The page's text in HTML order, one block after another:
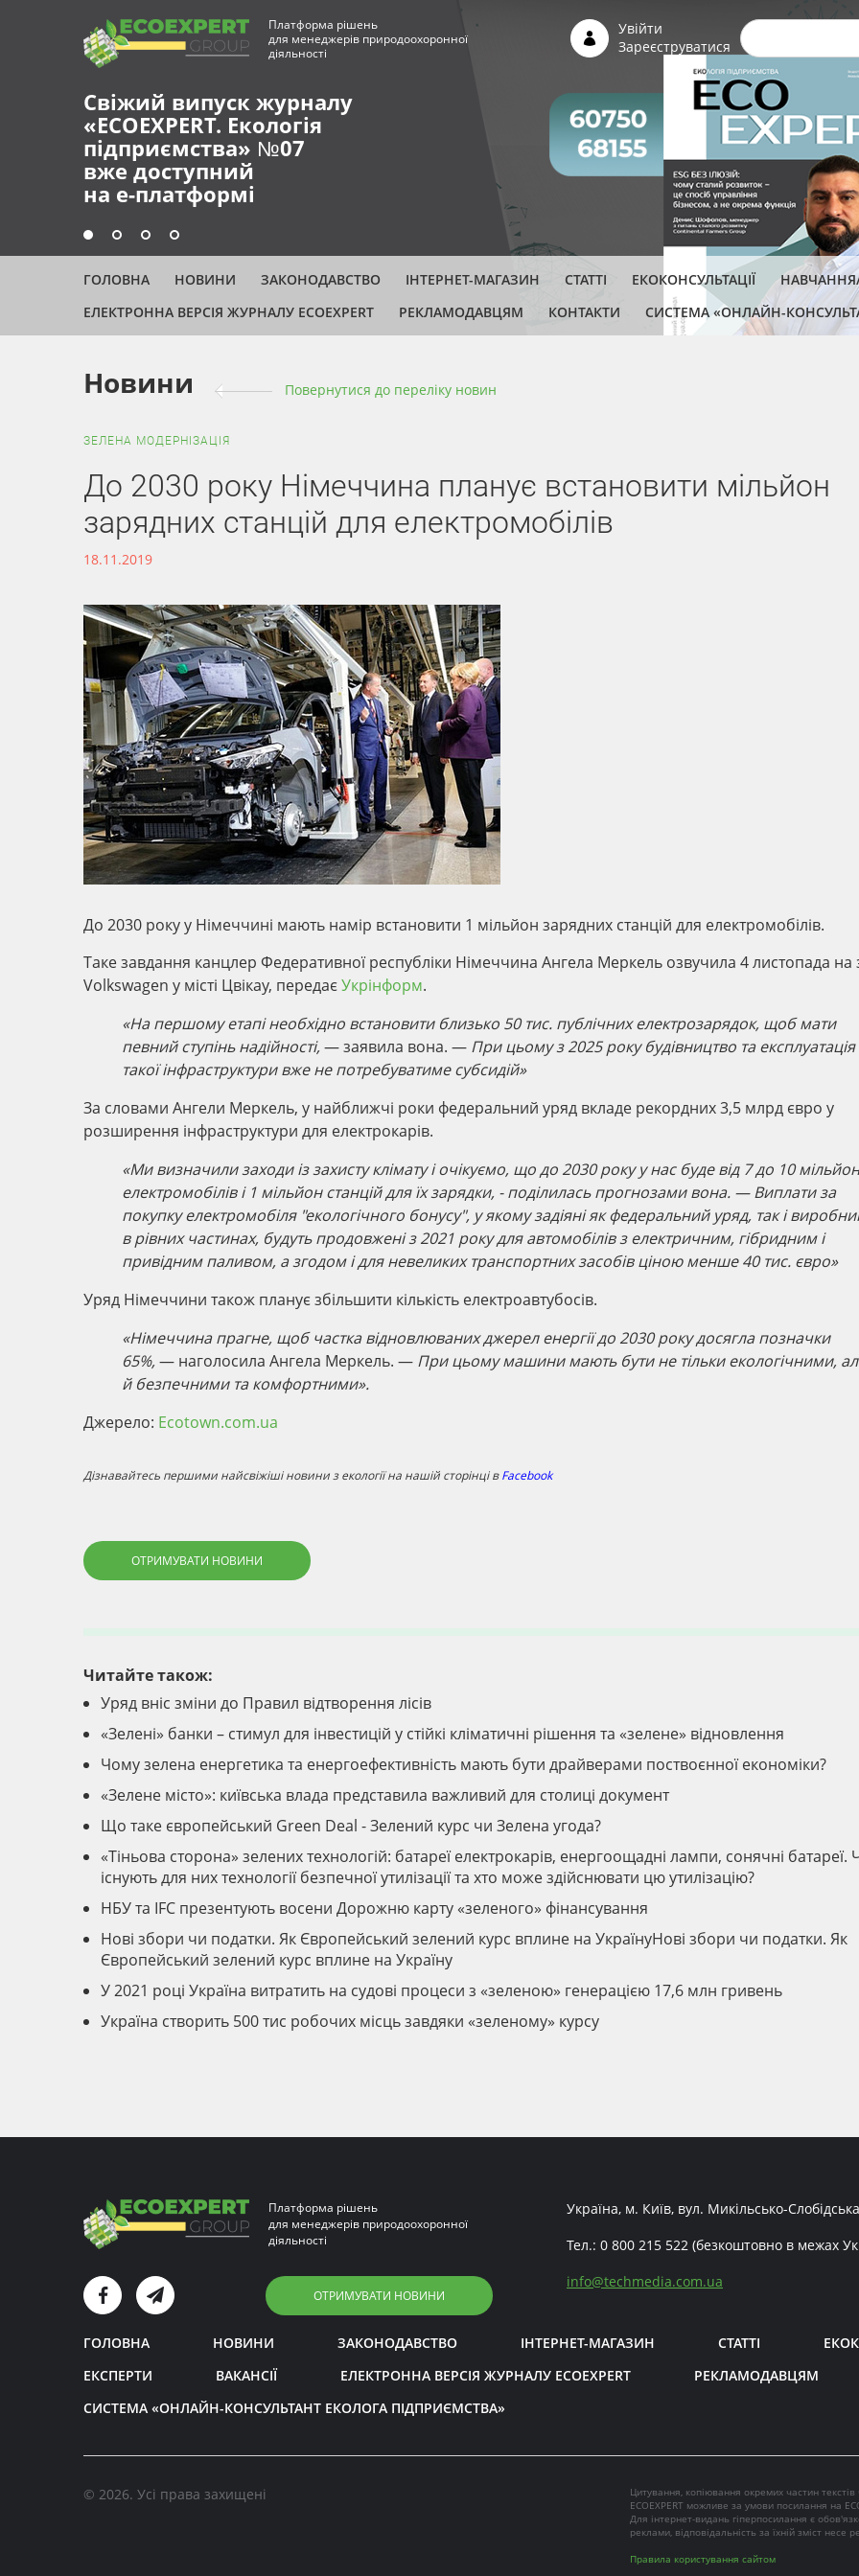
Свіжий випуск журналу
«ECOEXPERT. Екологія
підприємства» №07
вже доступний
на е-платформі
Платформа рішень
для менеджерів природоохоронної
діяльності
Увійти
Зареєструватися
ГОЛОВНА НОВИНИ ЗАКОНОДАВСТВО ІНТЕРНЕТ-МАГАЗИН СТАТТІ ЕКОКОНСУЛЬТАЦІЇ
НАВЧАННЯ/
ЕЛЕКТРОННА ВЕРСІЯ ЖУРНАЛУ ECOEXPERT
РЕКЛАМОДАВЦЯМ КОНТАКТИ СИСТЕМА «ОНЛАЙН-
Новини Повернутися до переліку новин
ЗЕЛЕНА МОДЕРНІЗАЦІЯ
До 2030 року Німеччина планує встановити мільйон
зарядних станцій для електромобілів
18.11.2019
До 2030 року у Німеччині мають намір встановити 1 мільйон зарядних станцій для електромобілів.
Таке завдання канцлер Федеративної республіки Німеччина Ангела Меркель озвучила 4 листопада на
Volkswagen у місті Цвікау, передаєУкрінформ.
«На першому етапі необхідно встановити близько 50 тис. публічних електрозарядок, щоб мати
певний ступінь надійності, — заявила вона. — При цьому з 2025 року будівництво та експлуатація
такої інфраструктури вже не потребуватиме субсидій»
За словами Ангели Меркель, у найближчі роки федеральний уряд вкладе рекордних 3,5 млрд євро у
розширення інфраструктури для електрокарів.
«Ми визначили заходи із захисту клімату і очікуємо, що до 2030 року у нас буде від 7 до 10
електромобілів і 1 мільйон станцій для їх зарядки, - поділилась прогнозами вона. — Виплати за
покупку електромобіля "екологічного бонусу", у якому задіяні як федеральний уряд, так і
в рівних частинах, будуть продовжені з 2021 року для автомобілів з електричним, гібридним і
привідним паливом, а згодом і для невеликих транспортних засобів ціною менше 40 тис. євро»
Уряд Німеччини також планує збільшити кількість електроавтубосів.
«Німеччина прагне, щоб частка відновлюваних джерел енергії до 2030 року досягла позначки
65%, — наголосила Ангела Меркель. — При цьому машини мають бути не тільки екологічними,
й безпечними та комфортними».
Джерело: Ecotown.com.ua
Дізнавайтесь першими найсвіжіші новини з екології на нашій сторінці вFacebook
ОТРИМУВАТИ НОВИНИ
Читайте також:
Уряд вніс зміни до Правил відтворення лісів
«Зелені» банки – стимул для інвестицій у стійкі кліматичні рішення та «зелене» відновлення
Чому зелена енергетика та енергоефективність мають бути драйверами поствоєнної економіки?
«Зелене місто»: київська влада представила важливий для столиці документ
Що таке європейський Green Deal - Зелений курс чи Зелена угода?
«Тіньова сторона» зелених технологій: батареї електрокарів, енергоощадні лампи, сонячні батареї.
існують для них технології безпечної утилізації та хто може здійснювати цю утилізацію?
НБУ та IFC презентують восени Дорожню карту «зеленого» фінансування
Нові збори чи податки. Як Європейський зелений курс вплине на УкраїнуНові збори чи податки. Як
Європейський зелений курс вплине на Україну
У 2021 році Україна витратить на судові процеси з «зеленою» генерацією 17,6 млн гривень
Україна створить 500 тис робочих місць завдяки «зеленому» курсу
Платформа рішень
для менеджерів природоохоронної
діяльності
ОТРИМУВАТИ НОВИНИ
Україна, м. Київ, вул. Микільсько-
Тел.: 0 800 215 522 (безкоштовно в межах
info@techmedia.com.ua
ГОЛОВНА НОВИНИ ЗАКОНОДАВСТВО ІНТЕРНЕТ-МАГАЗИН СТАТТІ
ЕКСПЕРТИ
ВАКАНСІЇ ЕЛЕКТРОННА ВЕРСІЯ ЖУРНАЛУ ECOEXPERT
РЕКЛАМОДАВЦЯМ
СИСТЕМА «ОНЛАЙН-КОНСУЛЬТАНТ ЕКОЛОГА ПІДПРИЄМСТВА»
Цитування, копіювання окремих частин
ECOEXPERT можливе за умови посилання на
Для інтернет-видань гіперпосилання є
реклами, відповідальність за їхній зміст несе
Правила користування сайтом
© 2026. Усі права захищені